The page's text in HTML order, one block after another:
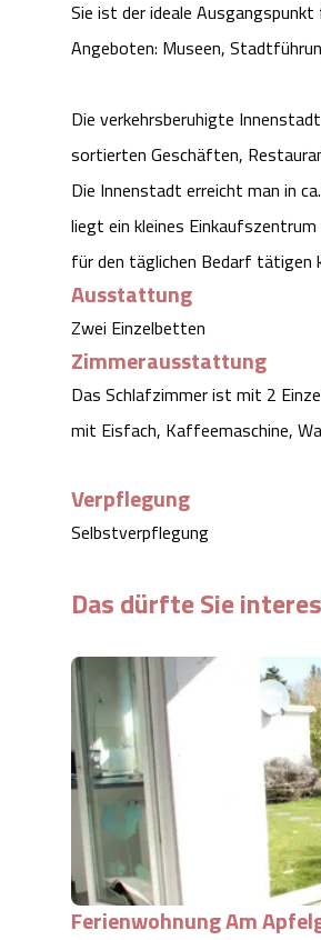
Sie ist der ideale
Angeboten: Museen,
Die verkehrsberuhigte
sortierten Geschäften,
Die Innenstadt erreicht man in
liegt ein kleines
für den täglichen Bedarf tätigen
Ausstattung
Zwei Einzelbetten
Zimmerausstattung
Das Schlafzimmer ist mit 2
mit Eisfach, Kaffeemaschine,
Verpflegung
Selbstverpflegung
Das dürfte Sie
Ferienwohnung Am